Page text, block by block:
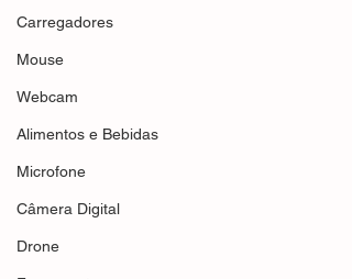
Carregadores
Mouse
Webcam
Alimentos e Bebidas
Microfone
Câmera Digital
Drone